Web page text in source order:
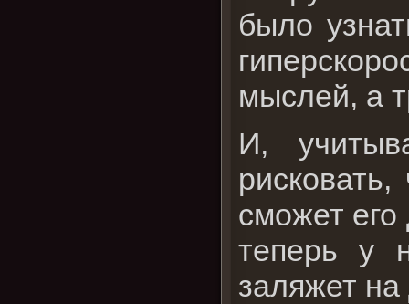
было
мыслей, а
И,
сможет
теперь у
заляжет на